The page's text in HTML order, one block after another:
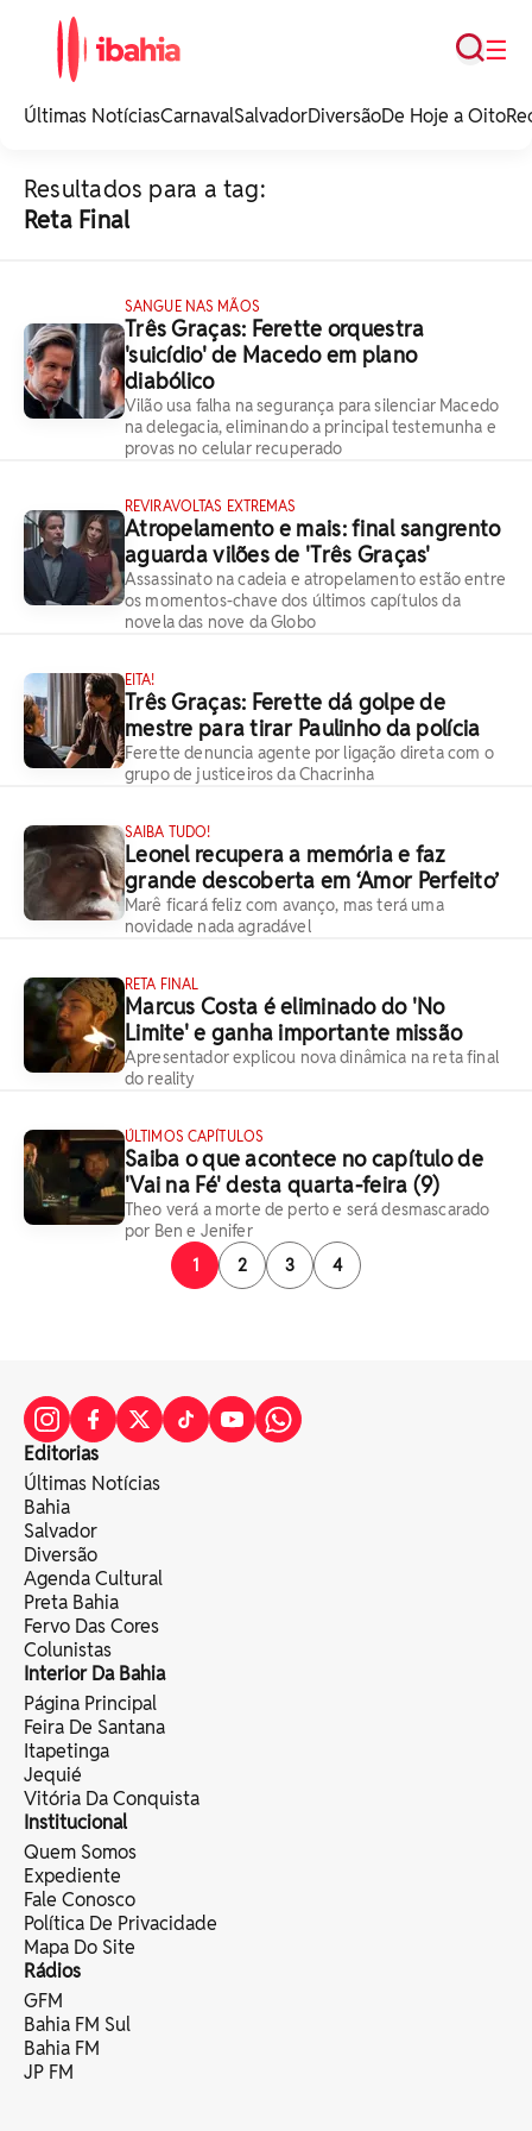
noticias e
☰
Busca
Últimas NotíciasCarnavalSalvadorDiversãoDe Hoje a Oito
Resultados para a tag:
Reta Final
SANGUE NAS MÃOS
Três Graças: Ferette orquestra
'suicídio' de Macedo em plano
diabólico
Vilão usa falha na segurança para silenciar Macedo
na delegacia, eliminando a principal testemunha e
provas no celular recuperado
REVIRAVOLTAS EXTREMAS
Atropelamento e mais: final sangrento
aguarda vilões de 'Três Graças'
Assassinato na cadeia e atropelamento estão entre
os momentos-chave dos últimos capítulos da
novela das nove da Globo
EITA!
Três Graças: Ferette dá golpe de
mestre para tirar Paulinho da polícia
Ferette denuncia agente por ligação direta com o
grupo de justiceiros da Chacrinha
SAIBA TUDO!
Leonel recupera a memória e faz
grande descoberta em ‘Amor Perfeito’
Marê ficará feliz com avanço, mas terá uma
novidade nada agradável
RETA FINAL
Marcus Costa é eliminado do 'No
Limite' e ganha importante missão
Apresentador explicou nova dinâmica na reta final
do reality
ÚLTIMOS CAPÍTULOS
Saiba o que acontece no capítulo de
'Vai na Fé' desta quarta-feira (9)
Theo verá a morte de perto e será desmascarado
por Ben e Jenifer
1
2 3 4
Editorias
Últimas Notícias
Bahia
Salvador
Diversão
Agenda Cultural
Preta Bahia
Fervo Das Cores
Colunistas
Interior Da Bahia
Página Principal
Feira De Santana
Itapetinga
Jequié
Vitória Da Conquista
Institucional
Quem Somos
Expediente
Fale Conosco
Política De Privacidade
Mapa Do Site
Rádios
GFM
Bahia FM Sul
Bahia FM
JP FM